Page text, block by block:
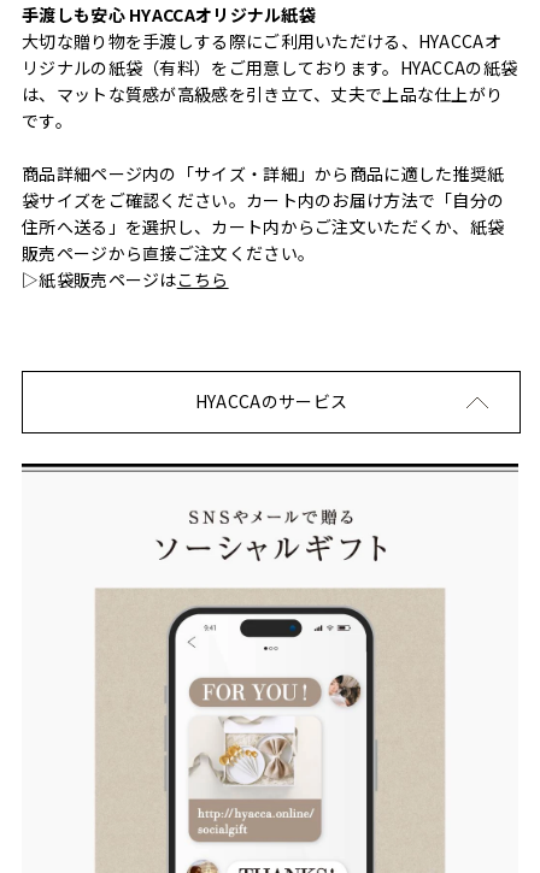
手渡しも安心 HYACCAオリジナル紙袋
大切な贈り物を手渡しする際にご利用いただける、HYACCAオ
リジナルの紙袋（有料）をご用意しております。HYACCAの紙袋
は、マットな質感が高級感を引き立て、丈夫で上品な仕上がり
です。
商品詳細ページ内の「サイズ・詳細」から商品に適した推奨紙
袋サイズをご確認ください。カート内のお届け方法で「自分の
住所へ送る」を選択し、カート内からご注文いただくか、紙袋
販売ページから直接ご注文ください。
▷紙袋販売ページはこちら
HYACCAのサービス